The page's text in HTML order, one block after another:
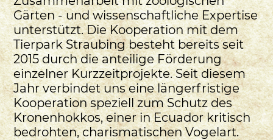
Gärten - und wissenschaftliche Expertise
unterstützt. Die Kooperation mit dem
Tierpark Straubing besteht bereits seit
2015 durch die anteilige Förderung
einzelner Kurzzeitprojekte. Seit diesem
Jahr verbindet uns eine längerfristige
Kooperation speziell zum Schutz des
Kronenhokkos, einer in Ecuador kritisch
bedrohten, charismatischen Vogelart.